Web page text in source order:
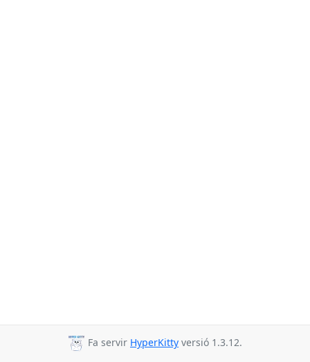
Fa servir HyperKitty versió 1.3.12.